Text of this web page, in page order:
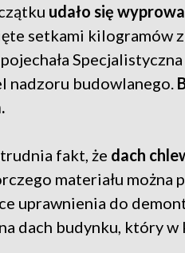
udało się
setkami kilogramów
nadzoru budowlanego.
fakt, że dach
materiału
uprawnienia do
dach budynku, który w